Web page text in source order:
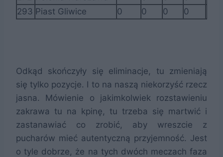
293 Piast Gliwice 0 0 0 0
Odkąd skończyły się eliminacje, tu zmieniają
się tylko pozycje. I to na naszą niekorzyść rzecz
jasna. Mówienie o jakimkolwiek rozstawieniu
zakrawa tu na kpinę, tu trzeba się martwić i
zastanawiać co zrobić, aby wreszcie z
pucharów mieć autentyczną przyjemność. Jest
o tyle dobrze, że na tych dwóch meczach faza